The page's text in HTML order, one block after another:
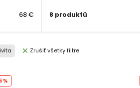
8 produktů
68 €
Zrušiť všetky filtre